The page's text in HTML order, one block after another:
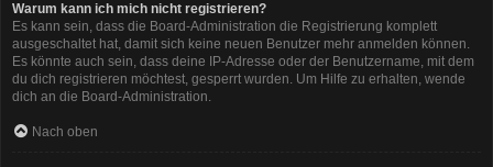
Warum kann ich mich nicht registrieren?
Es kann sein, dass die Board-Administration die Registrierung komplett
ausgeschaltet hat, damit sich keine neuen Benutzer mehr anmelden können.
Es könnte auch sein, dass deine IP-Adresse oder der Benutzername, mit dem
du dich registrieren möchtest, gesperrt wurden. Um Hilfe zu erhalten, wende
dich an die Board-Administration.
Nach oben